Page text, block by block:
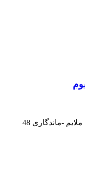
-فاقد الکل -ضد حساسیت -نوع رایحه گرم ملایم -ماندگاری 48